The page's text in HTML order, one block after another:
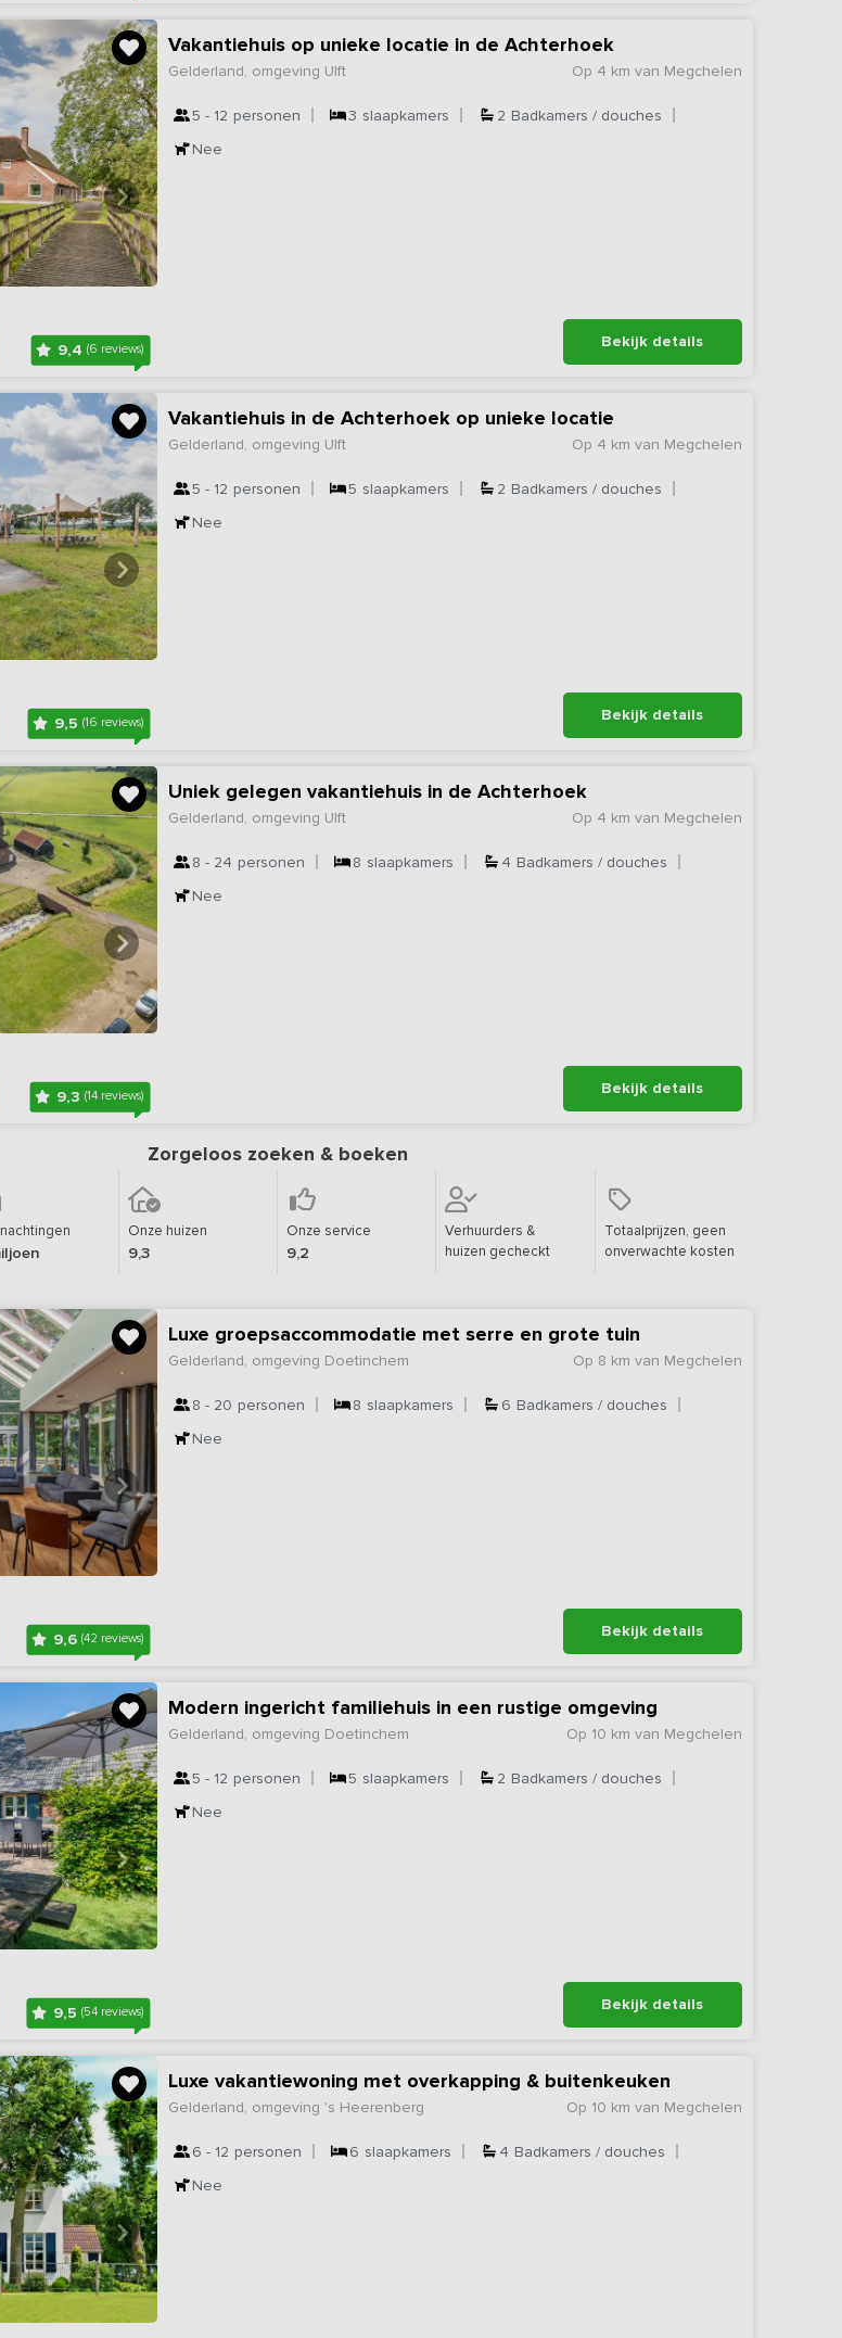
9,4(6 reviews)
Vakantiehuis op unieke locatie in de Achterhoek
Op 4 km van Megchelen
Gelderland, omgeving Ulft
5 - 12 personen 3 slaapkamers 2 Badkamers / douches
Nee
Bekijk details
9,5(16 reviews)
Vakantiehuis in de Achterhoek op unieke locatie
Op 4 km van Megchelen
Gelderland, omgeving Ulft
5 - 12 personen 5 slaapkamers 2 Badkamers / douches
Nee
Bekijk details
9,3(14 reviews)
Uniek gelegen vakantiehuis in de Achterhoek
Op 4 km van Megchelen
Gelderland, omgeving Ulft
8 - 24 personen 8 slaapkamers 4 Badkamers / douches
Nee
Bekijk details
Zorgeloos zoeken & boeken
Onze huizen
9,3
Onze service
9,2
Verhuurders &
huizen gecheckt
Totaalprijzen, geen
onverwachte kosten
9,6(42 reviews)
Luxe groepsaccommodatie met serre en grote tuin
Op 8 km van Megchelen
Gelderland, omgeving Doetinchem
8 - 20 personen 8 slaapkamers 6 Badkamers / douches
Nee
Bekijk details
9,5(54 reviews)
Modern ingericht familiehuis in een rustige omgeving
Op 10 km van Megchelen
Gelderland, omgeving Doetinchem
5 - 12 personen 5 slaapkamers 2 Badkamers / douches
Nee
Bekijk details
Luxe vakantiewoning met overkapping & buitenkeuken
Op 10 km van Megchelen
Gelderland, omgeving 's Heerenberg
6 - 12 personen 6 slaapkamers 4 Badkamers / douches
Nee